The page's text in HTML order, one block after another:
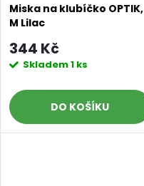
Miska na klubíčko OPTIK,
M Lilac
344 Kč
Skladem1 ks
DO KOŠÍKU